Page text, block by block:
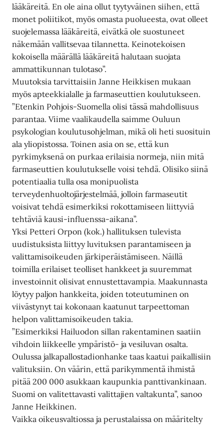
lääkäreitä. En ole aina ollut tyytyväinen siihen, että
monet poliitikot, myös omasta puolueesta, ovat olleet
suojelemassa lääkäreitä, eivätkä ole suostuneet
näkemään vallitsevaa tilannetta. Keinotekoisen
kokoisella määrällä lääkäreitä halutaan suojata
ammattikunnan tulotaso”.
Muutoksia tarvittaisiin Janne Heikkisen mukaan
myös apteekkialalle ja farmaseuttien koulutukseen.
”Etenkin Pohjois-Suomella olisi tässä mahdollisuus
parantaa. Viime vaalikaudella saimme Ouluun
psykologian koulutusohjelman, mikä oli heti suosituin
ala yliopistossa. Toinen asia on se, että kun
pyrkimyksenä on purkaa erilaisia normeja, niin mitä
farmaseuttien koulutukselle voisi tehdä. Olisiko siinä
potentiaalia tulla osa monipuolista
terveydenhuoltojärjestelmää, jolloin farmaseutit
voisivat tehdä esimerkiksi rokottamiseen liittyviä
tehtäviä kausi-influenssa-aikana”.
Yksi Petteri Orpon (kok.) hallituksen tulevista
uudistuksista liittyy luvituksen parantamiseen ja
valittamisoikeuden järkiperäistämiseen. Näillä
toimilla erilaiset teolliset hankkeet ja suuremmat
investoinnit olisivat ennustettavampia. Maakunnasta
löytyy paljon hankkeita, joiden toteutuminen on
viivästynyt tai kokonaan kaatunut tarpeettoman
helpon valittamisoikeuden takia.
”Esimerkiksi Hailuodon sillan rakentaminen saatiin
vihdoin liikkeelle ympäristö- ja vesiluvan osalta.
Oulussa jalkapallostadionhanke taas kaatui paikallisiin
valituksiin. On väärin, että parikymmentä ihmistä
pitää 200 000 asukkaan kaupunkia panttivankinaan.
Suomi on valitettavasti valittajien valtakunta”, sanoo
Janne Heikkinen.
Vaikka oikeusvaltiossa ja perustalaissa on määritelty